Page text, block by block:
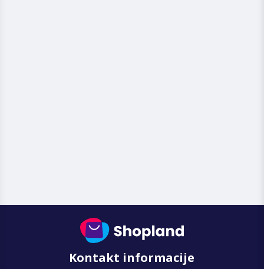
Kontakt informacije